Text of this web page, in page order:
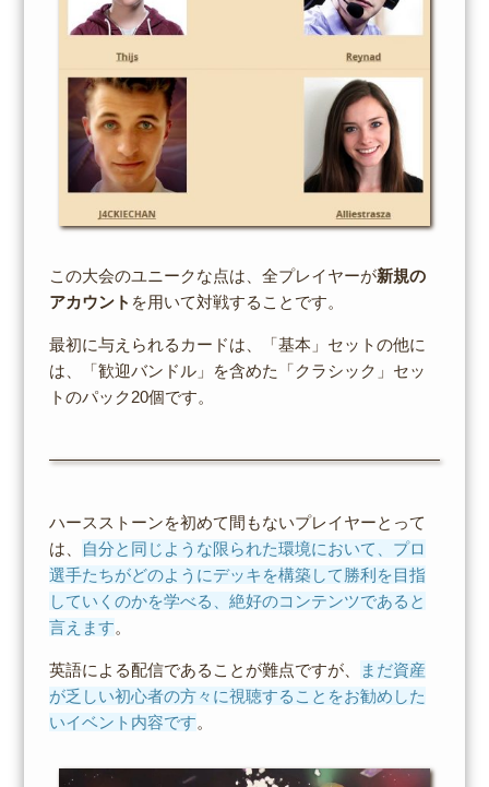
この大会のユニークな点は、全プレイヤーが新規の
アカウント を用いて対戦することです。
最初に与えられるカードは、「基本」セットの他に
は、「歓迎バンドル」を含めた「クラシック」セッ
トのパック20個です。
ハースストーンを初めて間もないプレイヤーとって
は、
自分と同じような限られた環境において、プロ
選手たちがどのようにデッキを構築して勝利を目指
していくのかを学べる、絶好のコンテンツであると
言えます。
英語による配信であることが難点ですが、
まだ資産
が乏しい初心者の方々に視聴することをお勧めした
いイベント内容です。